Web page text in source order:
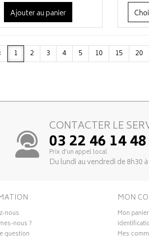
Ajouter au panier
1 2 3 4 5 10 15 20
CONTACTER LE
03 22 46 14 48
Prix d’un appel local
Du lundi au vendredi de 8h30
nous
nous ?
question
MON
Mon panier
Mes